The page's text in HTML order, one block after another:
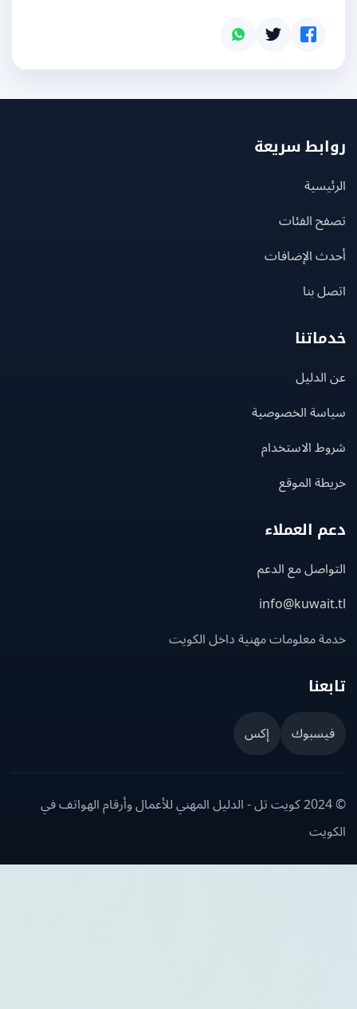
سريعة
الفئات
الإضافات
بنا
الخصوصية
الاستخدام
الموقع
العملاء
مع الدعم
معلومات مهنية داخل الكويت
إكس
© 2024 كويت تل - الدليل المهني للأعمال وأرقام الهواتف في